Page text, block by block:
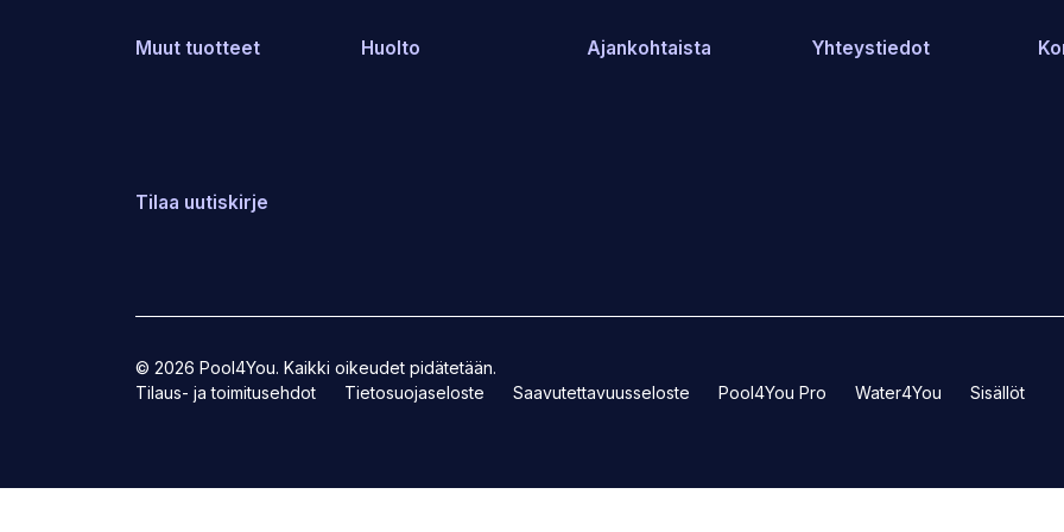
Muut tuotteet Huolto Ajankohtaista Yhteystiedot
Tilaa uutiskirje
© 2026 Pool4You. Kaikki oikeudet pidätetään.
Tilaus- ja toimitusehdot
Tietosuojaseloste Saavutettavuusseloste Pool4You Pro (Avaa
välilehdelle)
Water4You (Avaa
välilehdelle)
Sisällöt